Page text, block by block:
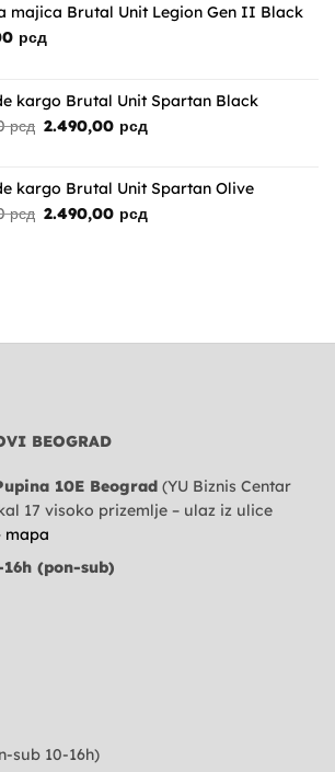
majica Brutal Unit Legion Gen II Black
рсд
kargo Brutal Unit Spartan Black
рсд Originalna
bila:
3.990,00 рсд.
2.490,00 рсдTrenutna
2.490,00 рсд.
kargo Brutal Unit Spartan Olive
рсд Originalna
2.490,00 рсдTrenutna
BEOGRAD
10E Beograd (YU Biznis Centar
17 visoko prizemlje – ulaz iz ulice
mapa
(pon-sub)
sub 10-16h)